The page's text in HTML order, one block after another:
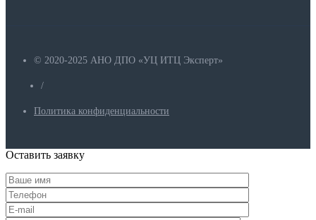
© 2020-2025 АНО ДПО «УЦ ИТЦ Эксперт»
/
Политика конфиденциальности
Оставить заявку